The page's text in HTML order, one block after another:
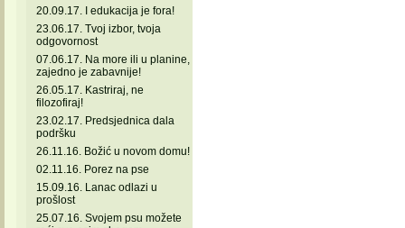
20.09.17. I edukacija je fora!
23.06.17. Tvoj izbor, tvoja
odgovornost
07.06.17. Na more ili u planine,
zajedno je zabavnije!
26.05.17. Kastriraj, ne
filozofiraj!
23.02.17. Predsjednica dala
podršku
26.11.16. Božić u novom domu!
02.11.16. Porez na pse
15.09.16. Lanac odlazi u
prošlost
25.07.16. Svojem psu možete